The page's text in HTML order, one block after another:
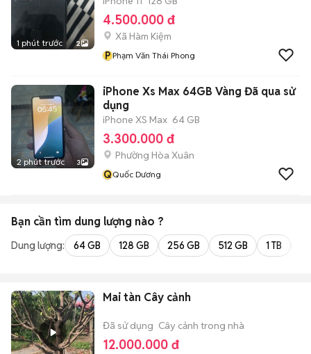
1 phút trước 2
4.500.000 đ
Xã Hàm Kiệm
P Phạm Văn Thái Phong
2 phút trước 3
iPhone Xs Max 64GB Vàng Đã qua sử
dụng
iPhone XS Max 64 GB
3.300.000 đ
Phường Hòa Xuân
QQuốc Dương
Bạn cần tìm dung lượng nào ?
Dung lượng: 64 GB 128 GB 256 GB 512 GB 1 TB
Mai tàn Cây cảnh
Đã sử dụng Cây cảnh trong nhà
12.000.000 đ